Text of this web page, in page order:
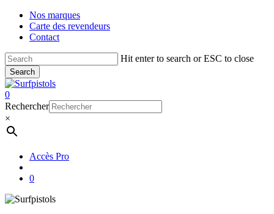
Skip
main
Nos marques
Carte des revendeurs
Contact
Hit enter to search or ESC to close
Search
Close
Search
account
0
Menu
Rechercher
×
Accès Pro
0